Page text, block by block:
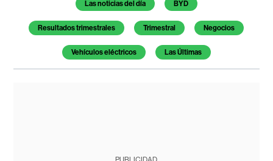
Las noticias del día BYD
Resultados trimestrales Trimestral Negocios
Vehículos eléctricos Las Últimas